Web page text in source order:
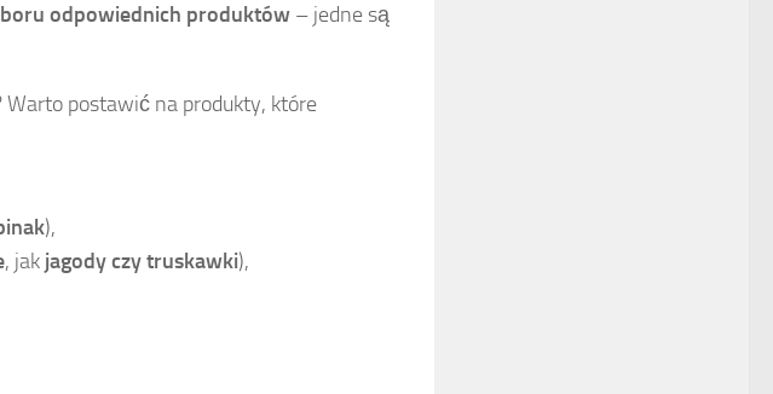
odpowiednich produktów – jedne są
postawić na produkty, które
),
, jak jagody czy truskawki),